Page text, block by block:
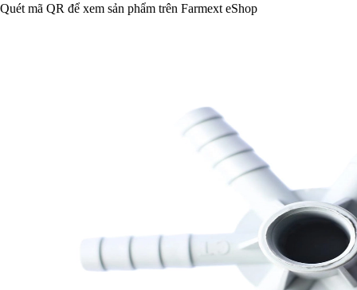
Quét mã QR để xem sản phẩm trên Farmext eShop